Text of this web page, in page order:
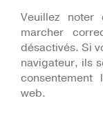
Veuillez
marcher
désactivés. Si
navigateur, ils
web.